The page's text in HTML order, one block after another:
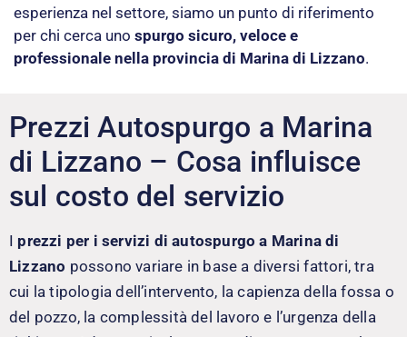
esperienza nel settore, siamo un punto di riferimento
per chi cerca uno spurgo sicuro, veloce e
professionale nella provincia di Marina di Lizzano.
Prezzi Autospurgo a Marina
di Lizzano – Cosa influisce
sul costo del servizio
I prezzi per i servizi di autospurgo a Marina di
Lizzano possono variare in base a diversi fattori, tra
cui la tipologia dell’intervento, la capienza della fossa o
del pozzo, la complessità del lavoro e l’urgenza della